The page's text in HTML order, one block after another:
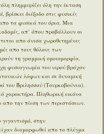
πλημμυρίζει όλη την έκταση
διέξοδο στις φυσικές
τα φυσικά του όρια. Μια
απ’ όπου προβάλλουν οι
απο άνισα χωροθετημένες
απο τους θόλους των
τη γραμμική ομοιομορφία.
φυσιογνωμία του ιερού βράχου
λόφων και σε δυναμική
του Βριλησσού (Τουρκοβούνια).
χαρακτήρα. Πληθωρική εικόνα
την πίεση των περιστάσεων.
στην
διαμορφωθεί απο το πλέγμα